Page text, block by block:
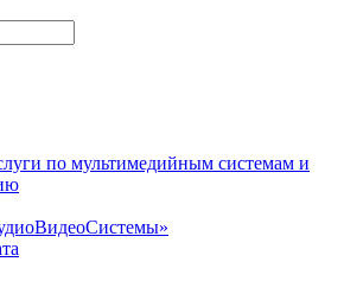
по мультимедийным системам и